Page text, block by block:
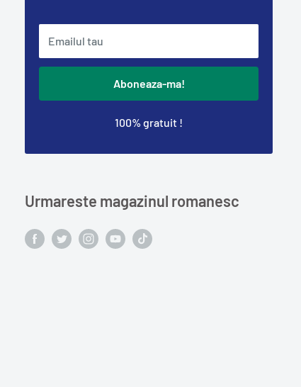
Emailul tau
Aboneaza-ma!
100% gratuit !
Urmareste magazinul romanesc